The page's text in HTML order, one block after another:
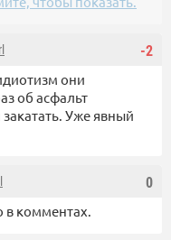
-2
они
об асфальт
Уже явный
0
в комментах.